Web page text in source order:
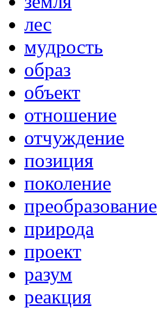
лес
мудрость
образ
объект
отношение
отчуждение
позиция
поколение
преобразование
природа
проект
разум
реакция